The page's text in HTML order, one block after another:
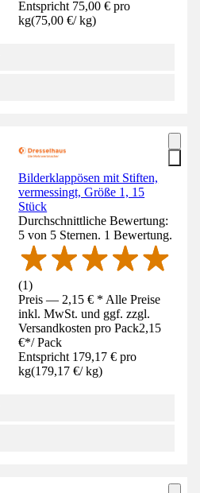
Entspricht 75,00 € pro
kg(75,00 €/ kg)
Bilderklappösen mit Stiften,
vermessingt, Größe 1, 15
Stück
Durchschnittliche Bewertung:
5 von 5 Sternen. 1 Bewertung.
(1)
Preis — 2,15 € * Alle Preise
inkl. MwSt. und ggf. zzgl.
Versandkosten pro Pack2,15
€*/ Pack
Entspricht 179,17 € pro
kg(179,17 €/ kg)